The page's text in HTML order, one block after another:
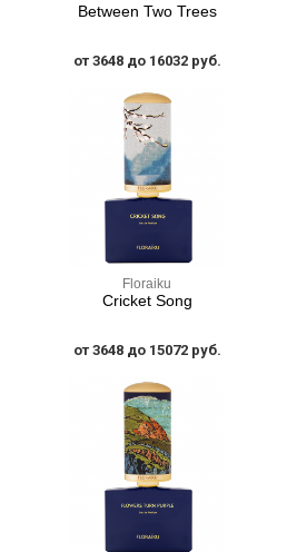
Between Two Trees
от 3648 до 16032 руб.
Floraiku
Cricket Song
от 3648 до 15072 руб.